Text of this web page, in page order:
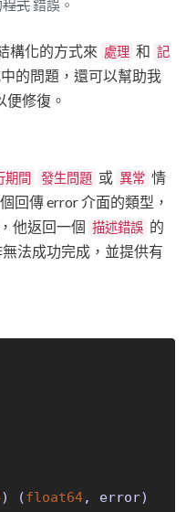
程式錯誤。
構化的方式來 處理 和 記
的問題，還可以幫助我
修復。
期間 發生問題 或 異常 情
回傳 error 介面的類型，
他返回一個 描述錯誤 的
法成功完成，並提供有
) (float64, error)